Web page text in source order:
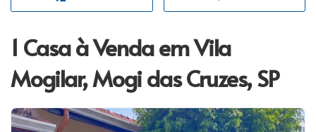
1 Casa à Venda em Vila
Mogilar, Mogi das Cruzes, SP